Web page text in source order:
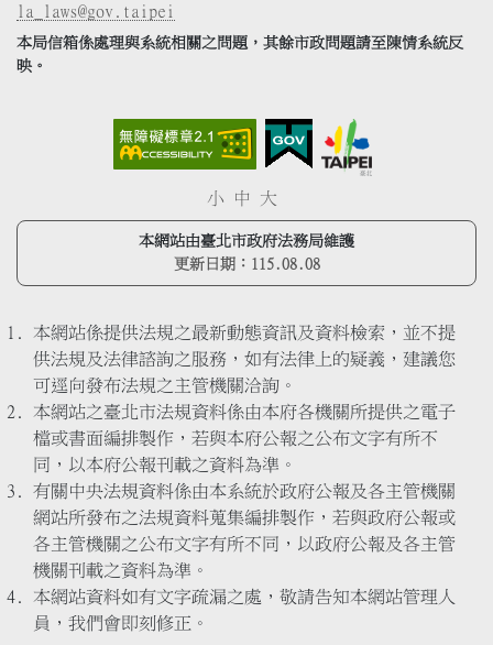
la_laws@gov.taipei
本局信箱係處理與系統相關之問題，其餘市政問題請至陳情系統反
映。
小 中 大
本網站由臺北市政府法務局維護
更新日期： 115.08.08
本網站係提供法規之最新動態資訊及資料檢索，並不提
供法規及法律諮詢之服務，如有法律上的疑義，建議您
可逕向發布法規之主管機關洽詢。
本網站之臺北市法規資料係由本府各機關所提供之電子
檔或書面編排製作，若與本府公報之公布文字有所不
同，以本府公報刊載之資料為準。
有關中央法規資料係由本系統於政府公報及各主管機關
網站所發布之法規資料蒐集編排製作，若與政府公報或
各主管機關之公布文字有所不同，以政府公報及各主管
機關刊載之資料為準。
本網站資料如有文字疏漏之處，敬請告知本網站管理人
員，我們會即刻修正。